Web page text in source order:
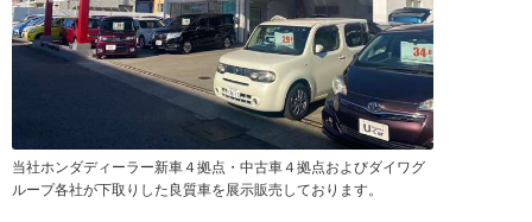
当社ホンダディーラー新車４拠点・中古車４拠点およびダイワグ
ループ各社が下取りした良質車を展示販売しております。